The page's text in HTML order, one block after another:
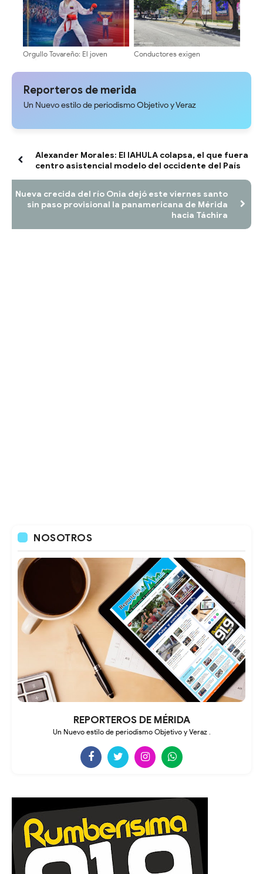
Orgullo Tovareño: El joven
Matías Sánchez representará a
Venezuela en el Mundial de
Conductores exigen
a punto de colapsar en la
Reporteros de merida
Un Nuevo estilo de periodismo Objetivo y Veraz
Alexander Morales: El IAHULA colapsa, el que fuera
centro asistencial modelo del occidente del País
Nueva crecida del río Onia dejó este viernes santo
sin paso provisional la panamericana de Mérida
hacia Táchira
NOSOTROS
REPORTEROS DE MÉRIDA
Un Nuevo estilo de periodismo Objetivo y Veraz .